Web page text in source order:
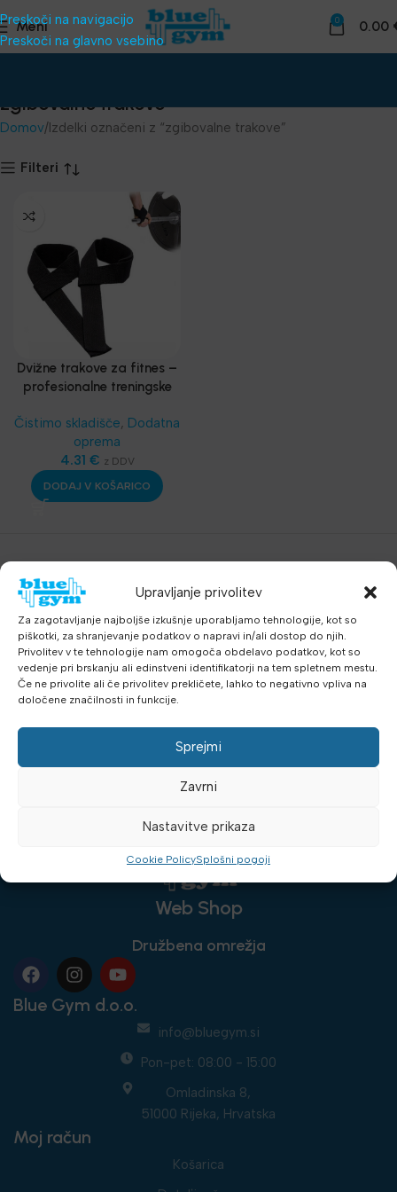
Upravljanje privolitev
Za zagotavljanje najboljše izkušnje uporabljamo tehnologije, kot so
piškotki, za shranjevanje podatkov o napravi in/ali dostop do njih.
Privolitev v te tehnologije nam omogoča obdelavo podatkov, kot so
vedenje pri brskanju ali edinstveni identifikatorji na tem spletnem mestu.
Če ne privolite ali če privolitev prekličete, lahko to negativno vpliva na
določene značilnosti in funkcije.
Sprejmi
Zavrni
Nastavitve prikaza
Cookie PolicySplošni pogoji
Preskoči na navigacijo
Preskoči na glavno vsebino
Meni 0 0.00
zgibovalne trakove
Domov Izdelki označeni z “zgibovalne trakove”
Filteri
Dvižne trakove za fitnes –
profesionalne treningske
Čistimo skladišče, Dodatna
oprema
4.31 € z DDV
DODAJ V KOŠARICO
Web Shop
Družbena omrežja
Blue Gym d.o.o.
info@bluegym.si
Pon-pet: 08:00 - 15:00
Omladinska 8,
51000 Rijeka, Hrvatska
Moj račun
Košarica